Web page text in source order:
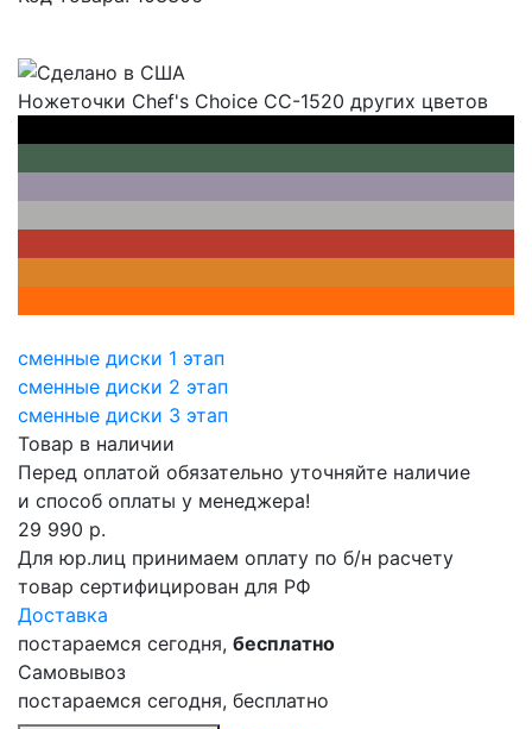
Ножеточки Chef's Choice CC-1520 других цветов
сменные диски 1 этап
сменные диски 2 этап
сменные диски 3 этап
Товар в наличии
Перед оплатой обязательно уточняйте наличие
и способ оплаты у менеджера!
29 990 р.
Для юр.лиц принимаем оплату по б/н расчету
товар сертифицирован для РФ
Доставка
постараемся сегодня, бесплатно
Самовывоз
постараемся сегодня, бесплатно